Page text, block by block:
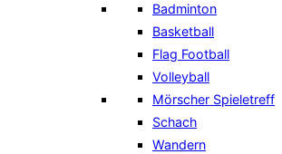
Badminton
Basketball
Flag Football
Volleyball
Mörscher Spieletreff
Schach
Wandern